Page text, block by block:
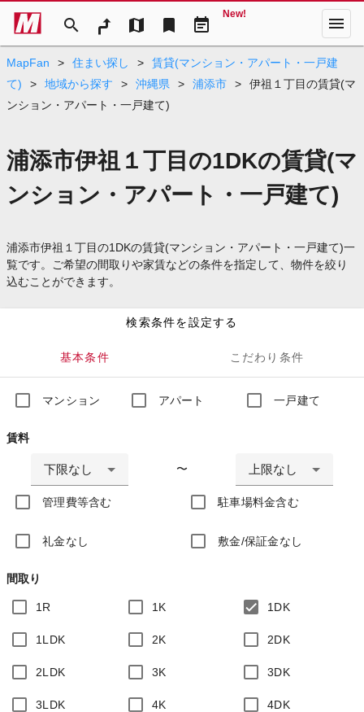
search map bookmark event_note
New! menu
MapFan > 住まい探し >
賃貸(マンション・アパート・一戸建
て)
> 地域から探す > 沖縄県 > 浦添市 >
伊祖１丁目の賃貸(マ
ンション・アパート・一戸建て)
浦添市伊祖１丁目の1DKの賃貸(マ
ンション・アパート・一戸建て)
浦添市伊祖１丁目の1DKの賃貸(マンション・アパート・一戸建て)一
覧です。ご希望の間取りや家賃などの条件を指定して、物件を絞り
込むことができます。
検索条件を設定する
基本条件 こだわり条件
マンション アパート 一戸建て
賃料
下限なし 〜 上限なし
管理費等含む 駐車場料金含む
礼金なし 敷金/保証金なし
間取り
1R 1K 1DK
1LDK 2K 2DK
2LDK 3K 3DK
3LDK 4K 4DK